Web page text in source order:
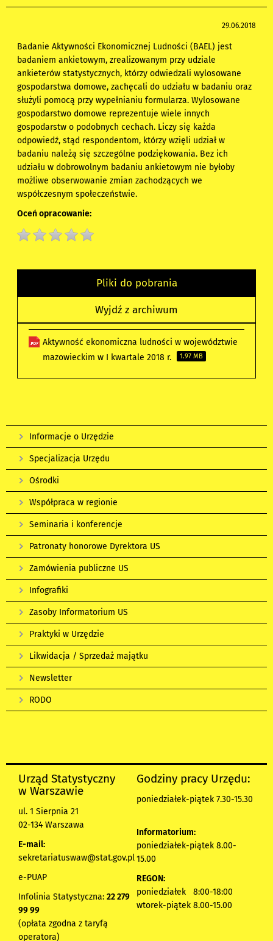
29.06.2018
Badanie Aktywności Ekonomicznej Ludności (BAEL) jest
badaniem ankietowym, zrealizowanym przy udziale
ankieterów statystycznych, którzy odwiedzali wylosowane
gospodarstwa domowe, zachęcali do udziału w badaniu oraz
służyli pomocą przy wypełnianiu formularza. Wylosowane
gospodarstwo domowe reprezentuje wiele innych
gospodarstw o podobnych cechach. Liczy się każda
odpowiedź, stąd respondentom, którzy wzięli udział w
badaniu należą się szczególne podziękowania. Bez ich
udziału w dobrowolnym badaniu ankietowym nie byłoby
możliwe obserwowanie zmian zachodzących we
współczesnym społeczeństwie.
Oceń opracowanie:
Pliki do pobrania
Wyjdź z archiwum
Aktywność ekonomiczna ludności w województwie
mazowieckim w I kwartale 2018 r.
1.97 MB
Informacje o Urzędzie
Specjalizacja Urzędu
Ośrodki
Współpraca w regionie
Seminaria i konferencje
Patronaty honorowe Dyrektora US
Zamówienia publiczne US
Infografiki
Zasoby Informatorium US
Praktyki w Urzędzie
Likwidacja / Sprzedaż majątku
Newsletter
RODO
Urząd Statystyczny
w Warszawie
ul. 1 Sierpnia 21
02-134 Warszawa
E-mail:
sekretariatuswaw@stat.gov.pl
e-PUAP
Infolinia Statystyczna: 22 279
99 99
(opłata zgodna z taryfą
operatora)
Godziny pracy Urzędu:
poniedziałek-piątek 7.30-15.30
Informatorium:
poniedziałek-piątek 8.00-
15.00
REGON:
poniedziałek 8:00-18:00
wtorek-piątek 8.00-15.00